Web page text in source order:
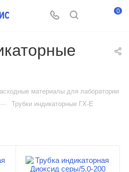
0
материалы для лаборатории
Трубки индикаторные ГХ-Е